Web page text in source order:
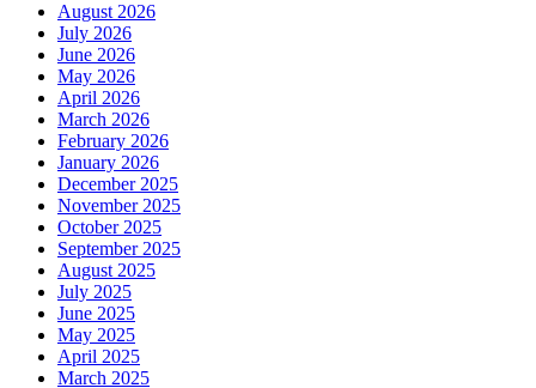
August 2026
July 2026
June 2026
May 2026
April 2026
March 2026
February 2026
January 2026
December 2025
November 2025
October 2025
September 2025
August 2025
July 2025
June 2025
May 2025
April 2025
March 2025